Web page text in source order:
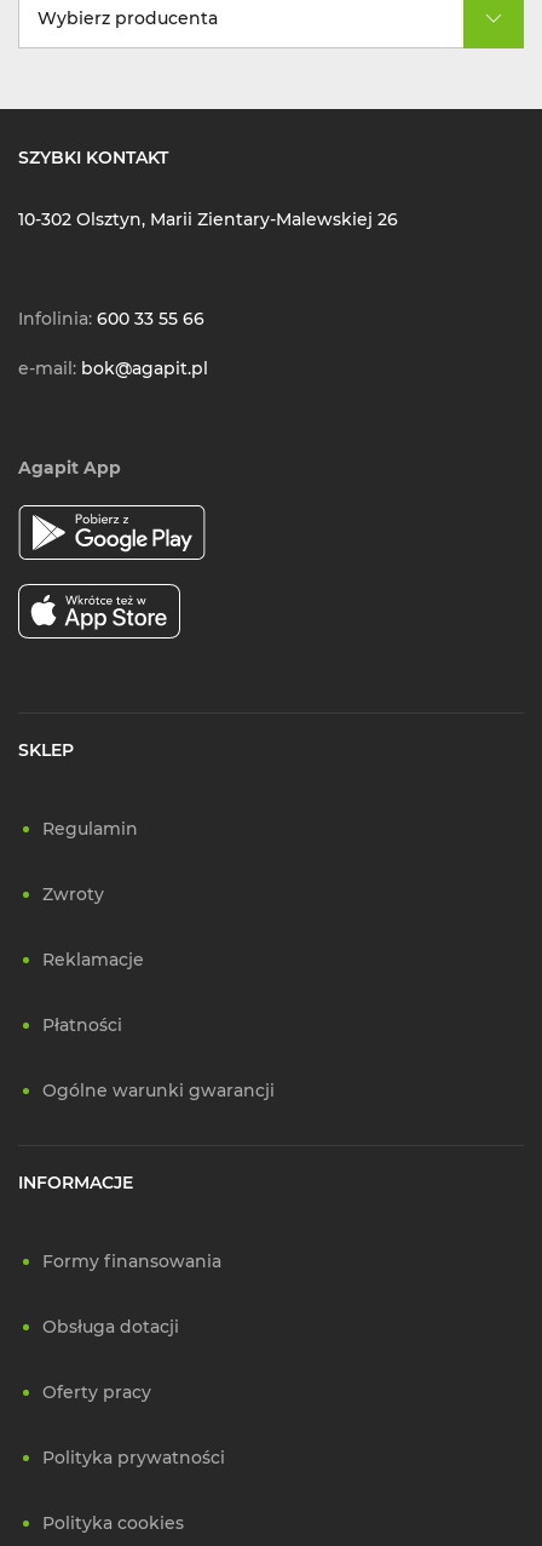
Wybierz producenta
SZYBKI KONTAKT
10-302 Olsztyn, Marii Zientary-Malewskiej 26
Infolinia: 600 33 55 66
e-mail: bok@agapit.pl
Agapit App
SKLEP
Regulamin
Zwroty
Reklamacje
Płatności
Ogólne warunki gwarancji
INFORMACJE
Formy finansowania
Obsługa dotacji
Oferty pracy
Polityka prywatności
Polityka cookies